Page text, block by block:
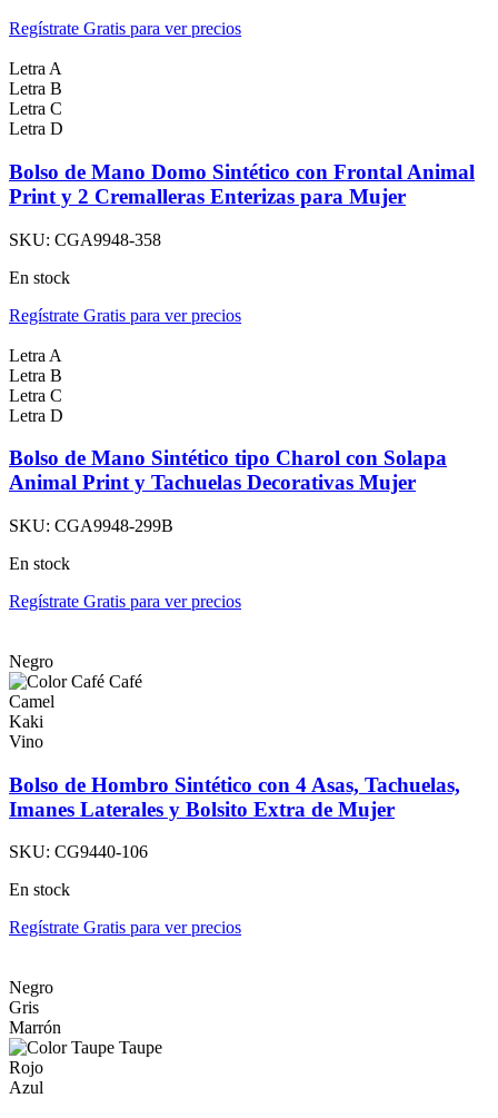
Regístrate Gratis para ver precios
Letra A
Letra B
Letra C
Letra D
Bolso de Mano Domo Sintético con Frontal Animal
Print y 2 Cremalleras Enterizas para Mujer
SKU: CGA9948-358
En stock
Regístrate Gratis para ver precios
Letra A
Letra B
Letra C
Letra D
Bolso de Mano Sintético tipo Charol con Solapa
Animal Print y Tachuelas Decorativas Mujer
SKU: CGA9948-299B
En stock
Regístrate Gratis para ver precios
Negro
Café
Camel
Kaki
Vino
Bolso de Hombro Sintético con 4 Asas, Tachuelas,
Imanes Laterales y Bolsito Extra de Mujer
SKU: CG9440-106
En stock
Regístrate Gratis para ver precios
Negro
Gris
Marrón
Taupe
Rojo
Azul